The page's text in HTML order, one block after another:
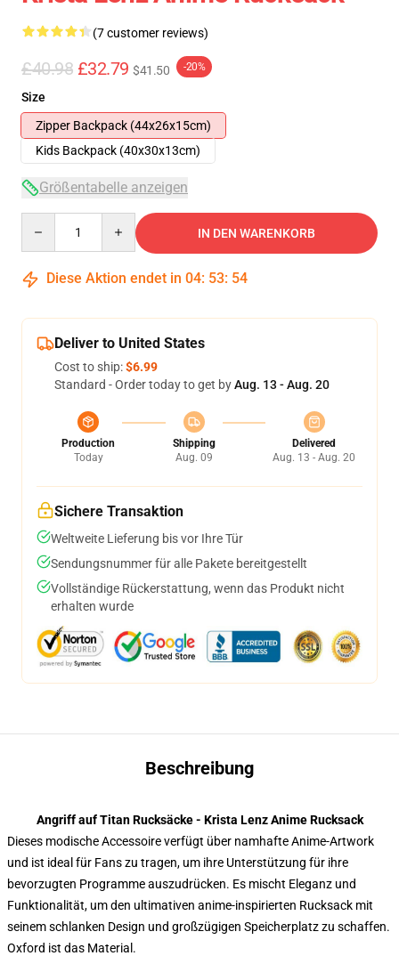
(7 customer reviews)
£40.98 £32.79 $41.50 -20%
Size
Zipper Backpack (44x26x15cm)
Kids Backpack (40x30x13cm)
Größentabelle anzeigen
IN DEN WARENKORB
Diese Aktion endet in 04: 53: 54
Deliver to United States
Cost to ship:$6.99
Standard - Order today to get byAug. 13 - Aug. 20
Production
Today
Shipping
Aug. 09
Delivered
Aug. 13 - Aug. 20
Sichere Transaktion
Weltweite Lieferung bis vor Ihre Tür
Sendungsnummer für alle Pakete bereitgestellt
Vollständige Rückerstattung, wenn das Produkt nicht
erhalten wurde
Beschreibung
Angriff auf Titan Rucksäcke - Krista Lenz Anime Rucksack
Dieses modische Accessoire verfügt über namhafte Anime-Artwork
und ist ideal für Fans zu tragen, um ihre Unterstützung für ihre
bevorzugten Programme auszudrücken. Es mischt Eleganz und
Funktionalität, um den ultimativen anime-inspirierten Rucksack mit
seinem schlanken Design und großzügigen Speicherplatz zu schaffen.
Oxford ist das Material.